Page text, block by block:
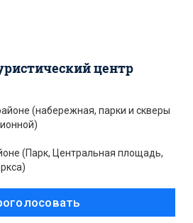
центр
(набережная, парки и скверы
(Парк, Центральная площадь,